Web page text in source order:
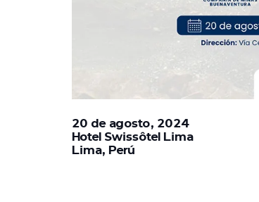
20 de agosto, 2024
Hotel Swissôtel Lima
Lima, Perú